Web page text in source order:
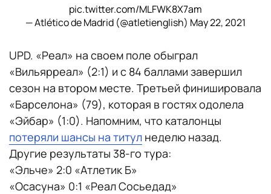
pic.twitter.com/MLFWK8X7am
— Atlético de Madrid (@atletienglish) May 22, 2021
UPD. «Реал» на своем поле обыграл
«Вильярреал» (2:1) и с 84 баллами завершил
сезон на втором месте. Третьей финишировала
«Барселона» (79), которая в гостях одолела
«Эйбар» (1:0). Напомним, что каталонцы
потеряли шансы на титул неделю назад.
Другие результаты 38-го тура:
«Эльче» 2:0 «Атлетик Б»
«Осасуна» 0:1 «Реал Сосьедад»